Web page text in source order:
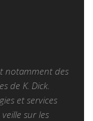
notamment des
de K. Dick.
et services
sur les